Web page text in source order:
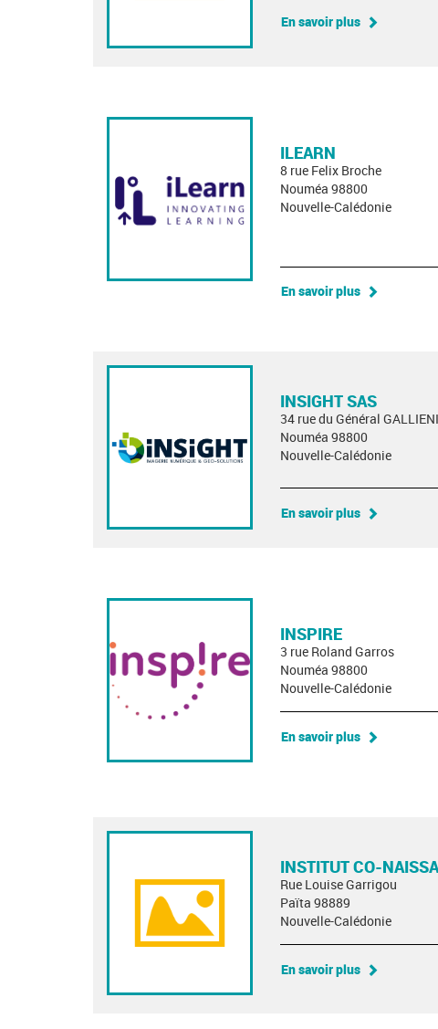
En savoir plus
ILEARN
8 rue Felix Broche
Nouméa 98800
Nouvelle-Calédonie
En savoir plus
INSIGHT SAS
34 rue du Général GALLIENI
Nouméa 98800
Nouvelle-Calédonie
En savoir plus
INSPIRE
3 rue Roland Garros
Nouméa 98800
Nouvelle-Calédonie
En savoir plus
INSTITUT CO-
Rue Louise Garrigou
Païta 98889
Nouvelle-Calédonie
En savoir plus